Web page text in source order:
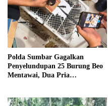
Polda Sumbar Gagalkan
Penyelundupan 25 Burung Beo
Mentawai, Dua Pria